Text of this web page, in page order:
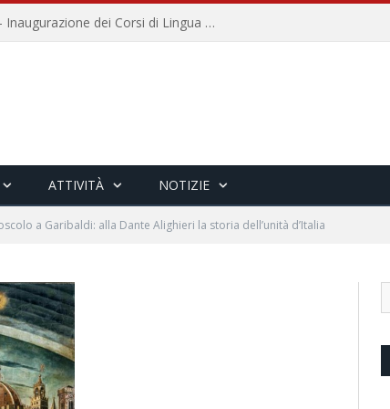
Università per Stranieri di Siena – Inaugurazione dei Corsi di Lingua e Cultura Italiana, 109a annata
ATTIVITÀ NOTIZIE
a Garibaldi: alla Dante Alighieri la storia dell’unità d’Italia